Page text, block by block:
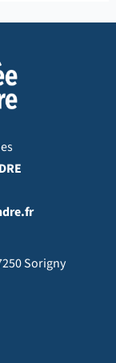
Sorigny